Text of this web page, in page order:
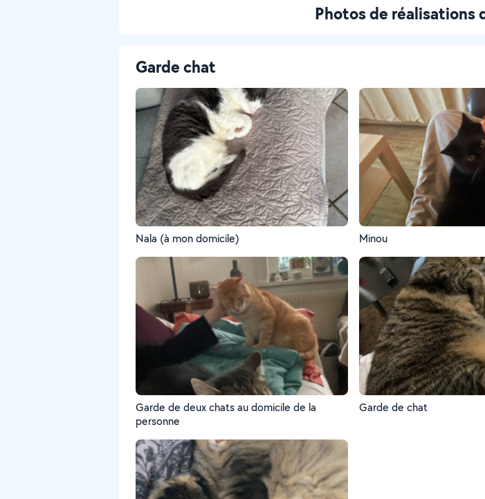
Photos de réalisations
Garde chat
Nala (à mon domicile) Minou
Garde de deux chats au domicile de la
personne
Garde de chat